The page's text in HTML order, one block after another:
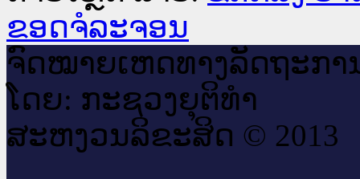
ຂອດຈໍລະຈອນ
ຈົດ​ໝາຍ​ເຫດ​ທາງ​ລັດ​ຖະ​ກາ
ໂດຍ: ກະ​ຊວງຍຸ​ຕິ​ທຳ
ສະ​ຫງວນ​ລິ​ຂະ​ສິດ © 2013